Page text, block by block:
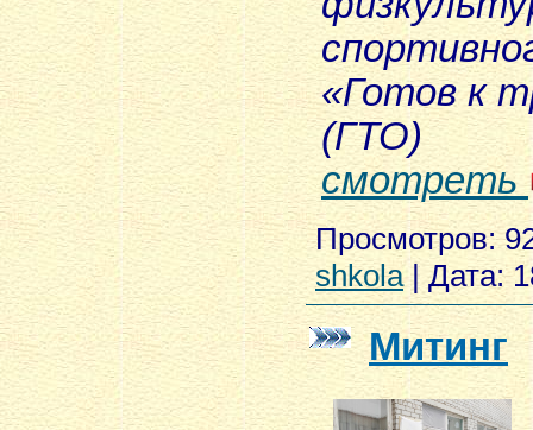
«Готов к
(ГТО)
смотреть
Просмотров:
shkola| Дата:
Митинг